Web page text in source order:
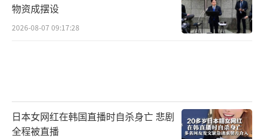
物资成摆设
2026-08-07 09:17:28
日本女网红在韩国直播时自杀身亡 悲剧
全程被直播